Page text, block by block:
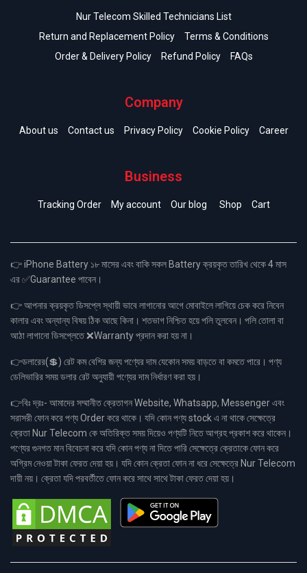
Nur Telecom Skilled Technicians List
Return and Replacement Policy
Terms & Conditions
Order & Delivery Policy
Refund Policy FAQs
Company
About us Contact us Privacy Policy Cookie Policy Career
Business
Tracking Order My account Our blog Shop Cart
👉 iPhone Battery ১৮ মাসের এবং বাকি সকল Battery ক্রয়কৃত তারিখ থেকে 4 মাস
এর ✅Guarantee পাবেন।
👉 আপনার ক্রয়কৃত ডিসপ্লে স্থায়ী ভাবে লাগানোর আগে মোবাইলে লাগিয়ে চেক করে নিবেন
কালার এবং অন্যান্য বিষয় ঠিক আছে কিনা। শতভাগ নিশ্চিত হয়ে পলি তুলবেন। পলি তোলা বা
আঠা লাগানো ডিসপ্লেতে ❌Warranty প্রদান করা হয় না।
👉ডলারের(💲) রেট কম বেশির জন্য পণ্যের দাম যেকোন সময় বাড়তে বা কমতে পারে। পণ্য
ডেলিভারির সময় ডলার রেট অনুযায়ী পণ্যের দাম নির্ধারণ করা হয়।
👉বিঃ দ্রঃ- আমাদের সম্মানীত ক্রেতাগন Website, Whatsapp, Messenger এবং
সরাসরী ফোন করে পণ্য Order করে থাকে। যদি কোন পণ্য stock এ না থাকে সেক্ষেত্রে
ক্রেতা Nur Telecom কে অতিরিক্ত সময় দিয়েও পণ্যটি নিতে আগ্রহ প্রকাশ করে থাকেন।
পণ্যের গুনগত মান বিবেচনা করে যদি কোন পণ্য না দিতে পারি সেক্ষেত্রে ক্রেতাকে ফোন করে
অগ্রিম নেওয়া টাকা ফেরত দেয়া হয়। যদি কোন ক্রেতা ফোন না ধরে সেক্ষেত্রে Nur Telecom
দায়ী নয়। ক্রেতা যদি পরবর্তীতে ফোন করে সাথে সাথে টাকা ফেরত দেয়া হয়।